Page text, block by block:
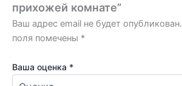
прихожей комнате”
Ваш адрес email не будет опубликован.
поля помечены *
Ваша оценка *